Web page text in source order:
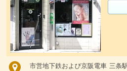
市営地下鉄および京阪電車 三条